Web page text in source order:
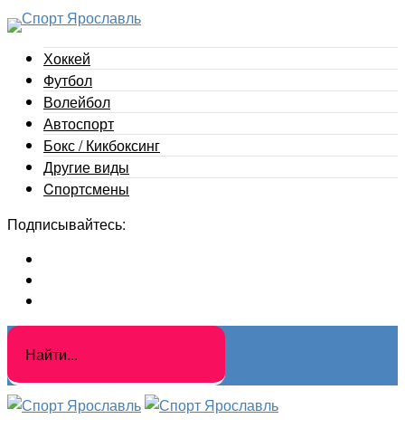
Хоккей
Футбол
Волейбол
Автоспорт
Бокс / Кикбоксинг
Другие виды
Cпортсмены
Подписывайтесь: